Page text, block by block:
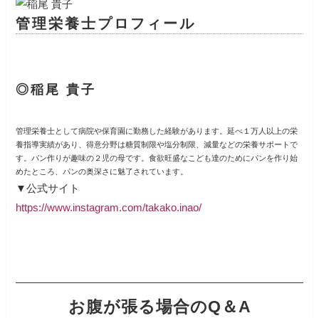
管理栄養士プロフィール
◎稲尾 貴子
管理栄養士として病院や保育園に勤務した経験があります。延べ１万人以上の栄
養指導実績があり、得意分野は糖質制限や塩分制限、減量などの栄養サポートで
す。パン作りが趣味の２児の母です。食欲旺盛なこども達のためにパンを作り始
めたところ、パンの奥深さに魅了されています。
▼公式サイト
https://www.instagram.com/takako.inao/
お腹が張る場合のQ＆A